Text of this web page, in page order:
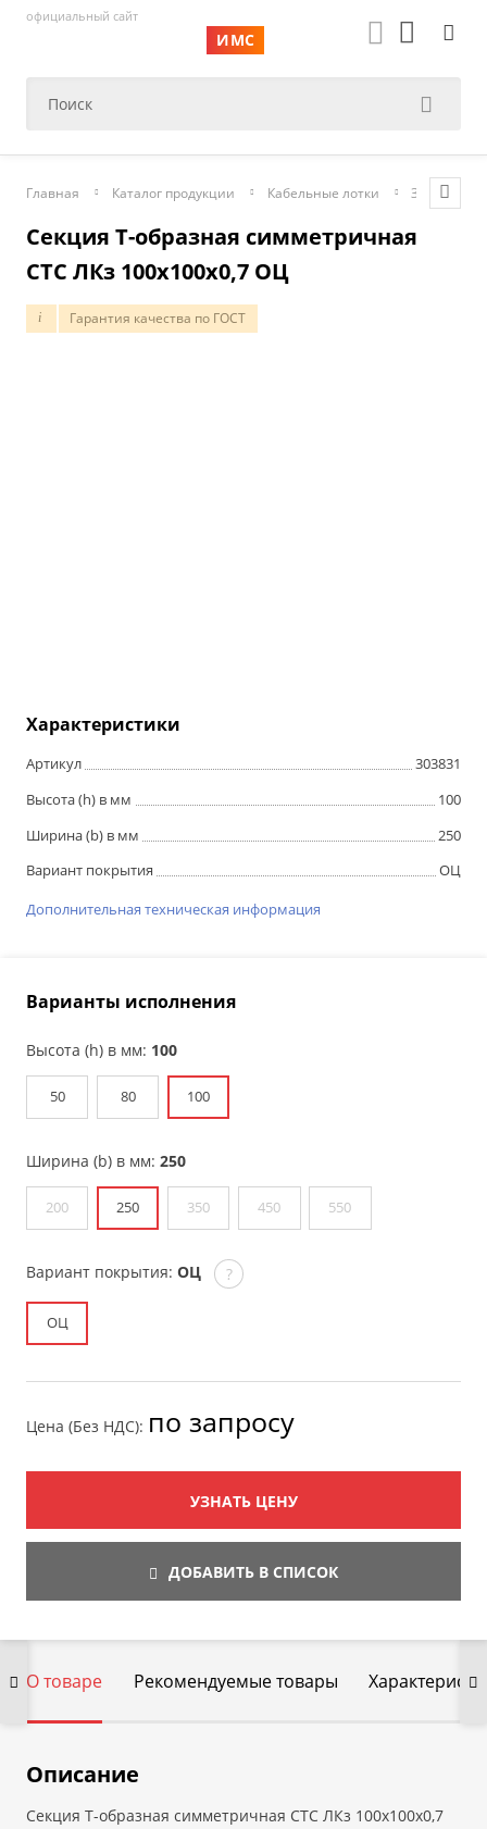
официальный сайт
ИМС
Главная Каталог продукции Кабельные лотки Замковые
Секция T-образная симметричная
СТС ЛКз 100х100х0,7 ОЦ
i Гарантия качества по ГОСТ
Характеристики
Артикул
303831
Высота (h) в мм
100
Ширина (b) в мм
250
Вариант покрытия
ОЦ
Дополнительная техническая информация
Варианты исполнения
Высота (h) в мм: 100
50 80 100
Ширина (b) в мм: 250
200 250 350 450 550
Вариант покрытия: ОЦ ?
ОЦ
Цена (Без НДС): по запросу
УЗНАТЬ ЦЕНУ
ДОБАВИТЬ В СПИСОК
О товаре Рекомендуемые товары
Описание
Секция T-образная симметричная СТС ЛКз 100х100х0,7